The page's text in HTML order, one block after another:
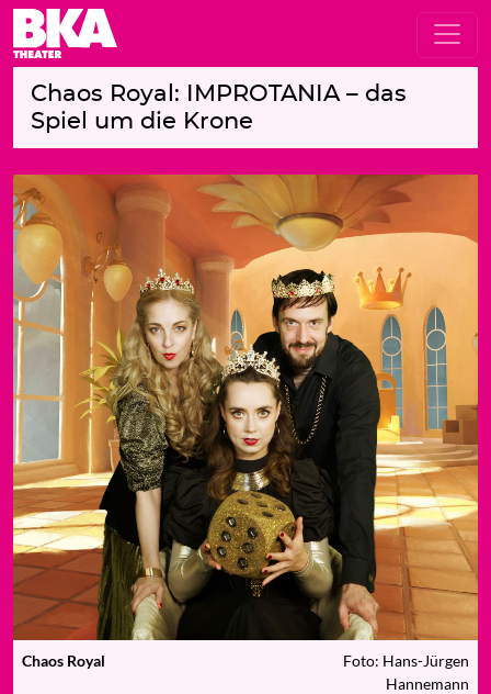
Chaos Royal: IMPROTANIA – das
Spiel um die Krone
Chaos Royal
Foto: Hans-Jürgen
Hannemann